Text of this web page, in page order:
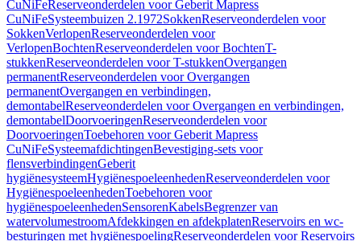
CuNiFeReserveonderdelen voor Geberit Mapress
CuNiFeSysteembuizen 2.1972SokkenReserveonderdelen voor
SokkenVerlopenReserveonderdelen voor
VerlopenBochtenReserveonderdelen voor BochtenT-
stukkenReserveonderdelen voor T-stukkenOvergangen
permanentReserveonderdelen voor Overgangen
permanentOvergangen en verbindingen,
demontabelReserveonderdelen voor Overgangen en verbindingen,
demontabelDoorvoeringenReserveonderdelen voor
DoorvoeringenToebehoren voor Geberit Mapress
CuNiFeSysteemafdichtingenBevestiging-sets voor
flensverbindingenGeberit
hygiënesysteemHygiënespoeleenhedenReserveonderdelen voor
HygiënespoeleenhedenToebehoren voor
hygiënespoeleenhedenSensorenKabelsBegrenzer van
watervolumestroomAfdekkingen en afdekplatenReservoirs en wc-
besturingen met hygiënespoelingReserveonderdelen voor Reservoirs